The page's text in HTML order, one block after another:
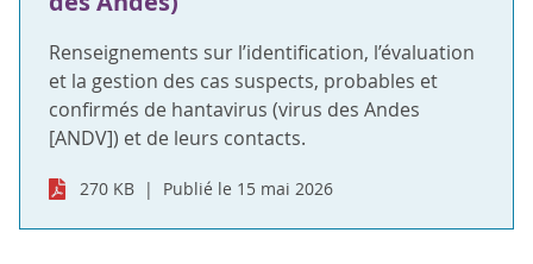
Renseignements sur l’identification, l’évaluation
et la gestion des cas suspects, probables et
confirmés de hantavirus (virus des Andes
[ANDV]) et de leurs contacts.
270 KB Publié le 15 mai 2026